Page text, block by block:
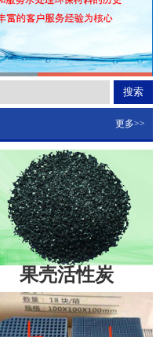
更多>>
果壳活性炭